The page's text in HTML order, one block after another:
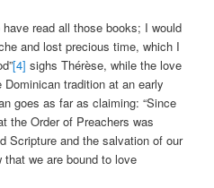
read all those books; I would
and lost precious time, which I
[4] sighs Thérèse, while the love
tradition at an early
goes as far as claiming: “Since
the Order of Preachers was
Scripture and the salvation of our
we are bound to love